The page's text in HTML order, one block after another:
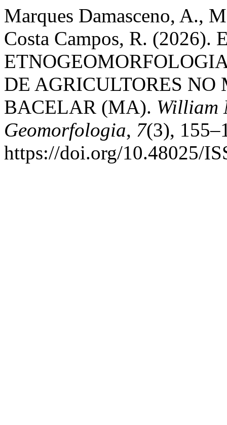
Marques Damasceno, A.,
Costa Campos, R. (2026).
DE AGRICULTORES
BACELAR (MA). William
Geomorfologia, 7(3),
https://doi.org/10.48025/